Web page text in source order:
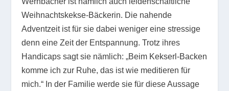
Weihnachtskekse-Bäckerin. Die nahende
Adventzeit ist für sie dabei weniger eine stressige
denn eine Zeit der Entspannung. Trotz ihres
Handicaps sagt sie nämlich: „Beim Kekserl-Backen
komme ich zur Ruhe, das ist wie meditieren für
mich.“ In der Familie werde sie für diese Aussage